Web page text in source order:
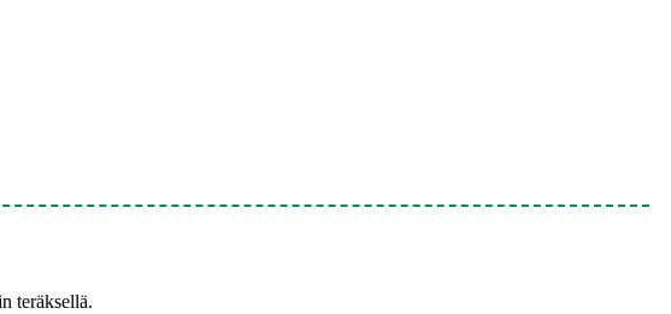
teräksellä.